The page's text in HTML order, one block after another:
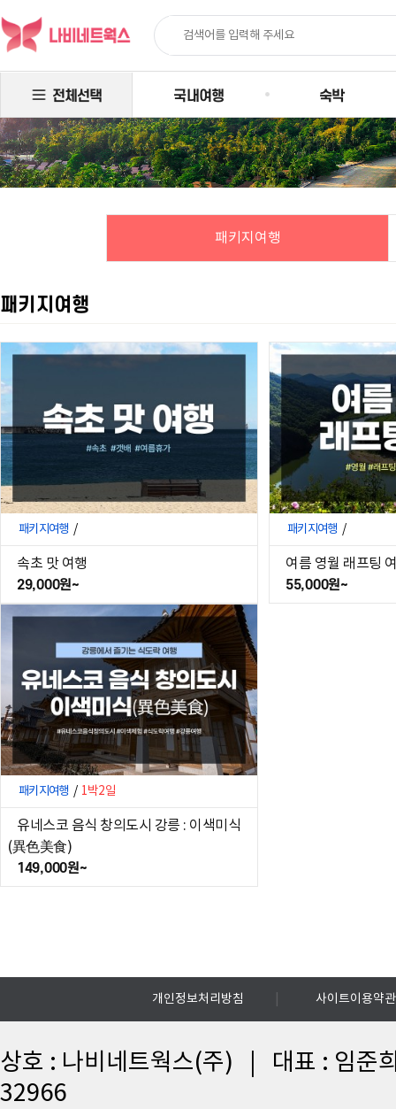
전체선택 국내여행 숙박
패키지여행
패키지여행
패키지여행 /
속초 맛 여행
29,000원~
패키지여행 /
여름 영월 래프팅
55,000원~
패키지여행 / 1박2일
유네스코 음식 창의도시 강릉 : 이색미식
(異色美食)
149,000원~
개인정보처리방침 사이트이용약관
상호 : 나비네트웍스(주) | 대표 : 임
32966